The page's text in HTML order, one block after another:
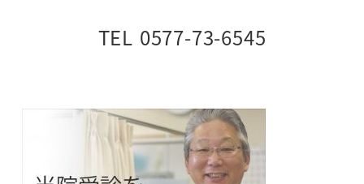
TEL 0577-73-6545